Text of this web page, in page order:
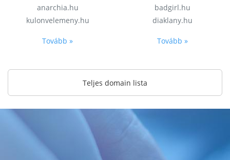
anarchia.hu
kulonvelemeny.hu
Tovább »
badgirl.hu
diaklany.hu
Tovább »
Teljes domain lista